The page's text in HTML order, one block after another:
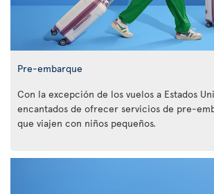
Pre-embarque
Con la excepción de los vuelos a Estados
encantados de ofrecer servicios de pre-
que viajen con niños pequeños.